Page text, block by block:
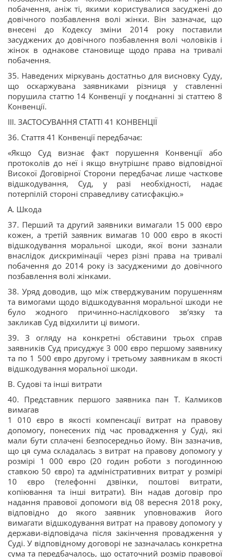
побачення, аніж ті, якими користувалися засуджені до
довічного позбавлення волі жінки. Він зазначає, що
внесені до Кодексу зміни 2014 року поставили
засуджених до довічного позбавлення волі чоловіків і
жінок в однакове становище щодо права на тривалі
побачення.
35. Наведених міркувань достатньо для висновку Суду,
що оскаржувана заявниками різниця у ставленні
порушила статтю 14 Конвенції у поєднанні зі статтею 8
Конвенції.
III. ЗАСТОСУВАННЯ СТАТТІ 41 КОНВЕНЦІЇ
36. Стаття 41 Конвенції передбачає:
«Якщо Суд визнає факт порушення Конвенції або
протоколів до неї і якщо внутрішнє право відповідної
Високої Договірної Сторони передбачає лише часткове
відшкодування, Суд, у разі необхідності, надає
потерпілій стороні справедливу сатисфакцію.»
A. Шкода
37. Перший та другий заявники вимагали 15 000 євро
кожен, а третій заявник вимагав 10 000 євро в якості
відшкодування моральної шкоди, якої вони зазнали
внаслідок дискримінації через різні права на тривалі
побачення до 2014 року із засудженими до довічного
позбавлення волі жінками.
38. Уряд доводив, що між стверджуваним порушенням
та вимогами щодо відшкодування моральної шкоди не
було жодного причинно-наслідкового зв’язку та
закликав Суд відхилити ці вимоги.
39. З огляду на конкретні обставини трьох справ
заявників Суд присуджує 3 000 євро першому заявнику
та по 1 500 євро другому і третьому заявникам в якості
відшкодування моральної шкоди.
B. Судові та інші витрати
40. Представник першого заявника пан Т. Калмиков
вимагав
1 010 євро в якості компенсації витрат на правову
допомогу, понесених під час провадження у Суді, які
мали бути сплачені безпосередньо йому. Він зазначив,
що ця сума складалась з витрат на правову допомогу у
розмірі 1 000 євро (20 годин роботи з погодинною
ставкою 50 євро) та адміністративних витрат у розмірі
10 євро (телефонні дзвінки, поштові витрати,
копіювання та інші витрати). Він надав договір про
надання правової допомоги від 08 вересня 2018 року,
відповідно до якого заявник уповноважив його
вимагати відшкодування витрат на правову допомогу у
держави-відповідача після закінчення провадження у
Суді. У відповідному договорі не зазначалась конкретна
сума та передбачалось, що остаточний розмір правової